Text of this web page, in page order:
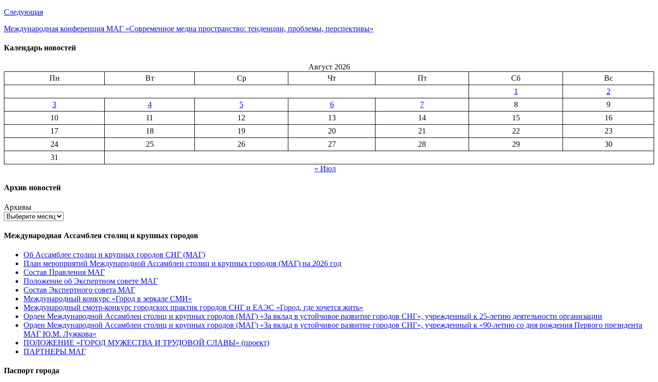
Следующая
Международная конференция МАГ «Современное медиа пространство: тенденции, проблемы, перспективы»
Календарь новостей
Август 2026
Пн
Вт Ср Чт Пт Сб
Вс
1
2
3
4 5 6 7 8
9
10
11 12 13 14 15
16
17
18 19 20 21 22
23
24
25 26 27 28 29
30
31
« Июл
Архив новостей
Архивы
Международная Ассамблея столиц и крупных городов
Об Ассамблее столиц и крупных городов СНГ (МАГ)
План мероприятий Международной Ассамблеи столиц и крупных городов (МАГ) на 2026 год
Состав Правления МАГ
Положение об Экспертном совете МАГ
Состав Экспертного совета МАГ
Международный конкурс «Город в зеркале СМИ»
Международный смотр-конкурс городских практик городов СНГ и ЕАЭС «Город, где хочется жить»
Орден Международной Ассамблеи столиц и крупных городов (МАГ) «За вклад в устойчивое развитие городов СНГ», учрежденный к 25-летию деятельности организации
Орден Международной Ассамблеи столиц и крупных городов (МАГ) «За вклад в устойчивое развитие городов СНГ», учрежденный к «90-летию со дня рождения Первого президента
МАГ Ю.М. Лужкова»
ПОЛОЖЕНИЕ «ГОРОД МУЖЕСТВА И ТРУДОВОЙ СЛАВЫ» (проект)
ПАРТНЕРЫ МАГ
Паспорт города